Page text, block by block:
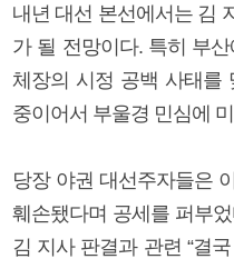
내년 대선 본선에서는 김
가 될 전망이다. 특히 부
체장의 시정 공백 사태를
중이어서 부울경 민심에
당장 야권 대선주자들은
훼손됐다며 공세를 퍼부
김 지사 판결과 관련 “결